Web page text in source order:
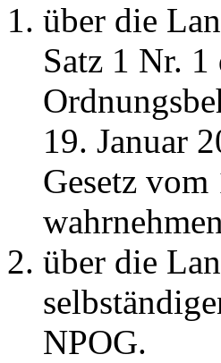
über die
Satz 1 Nr. 1
19. Januar
Gesetz
über die
NPOG.